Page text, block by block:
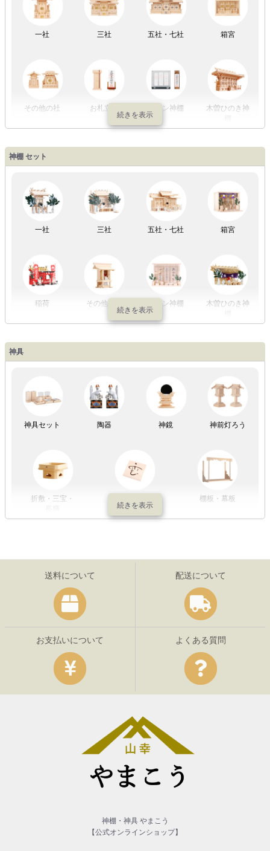
LED灯 七色LED灯 和紙・絹製 木・竹製
初盆セット 贈るセット 盆提灯単品 一対セット
盆提灯一万円
以内
～2万円
～3万円
以上
一社 三社 五社・七社 箱宮
その他の社 お札立て モダン神棚
木曽ひのき神
神棚 セット
一社 三社 五社・七社 箱宮
稲荷 その他の社 モダン神棚
木曽ひのき神
神具
神具セット 陶器 神鏡 神前灯ろう
折敷・三宝・
棚板・幕板
送料について 配送について
お支払いについて よくある質問
神棚・神具 やまこう
【公式オンラインショップ】